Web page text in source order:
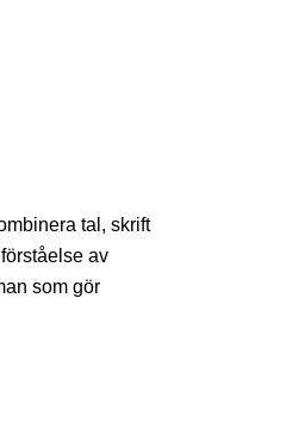
tal, skrift
av
som gör